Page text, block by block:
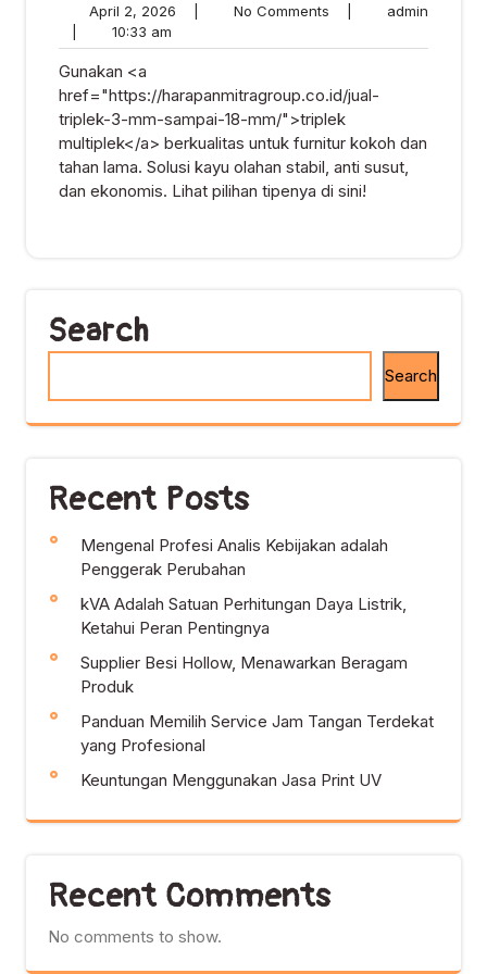
April 2, 2026
2026
No Comments admin
10:33 am
am
Gunakan <a
href="https://harapanmitragroup.co.id/jual-
triplek-3-mm-sampai-18-mm/">triplek
multiplek</a> berkualitas untuk furnitur kokoh dan
tahan lama. Solusi kayu olahan stabil, anti susut,
dan ekonomis. Lihat pilihan tipenya di sini!
Search
Search
Recent Posts
Mengenal Profesi Analis Kebijakan adalah
Penggerak Perubahan
kVA Adalah Satuan Perhitungan Daya Listrik,
Ketahui Peran Pentingnya
Supplier Besi Hollow, Menawarkan Beragam
Produk
Panduan Memilih Service Jam Tangan Terdekat
yang Profesional
Keuntungan Menggunakan Jasa Print UV
Recent Comments
No comments to show.